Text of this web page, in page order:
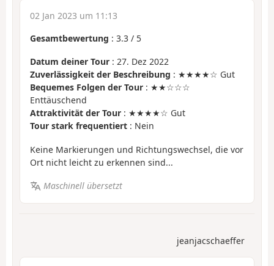
02 Jan 2023 um 11:13
Gesamtbewertung : 3.3 / 5
Datum deiner Tour : 27. Dez 2022
Zuverlässigkeit der Beschreibung : ★★★★☆ Gut
Bequemes Folgen der Tour : ★★☆☆☆
Enttäuschend
Attraktivität der Tour : ★★★★☆ Gut
Tour stark frequentiert : Nein
Keine Markierungen und Richtungswechsel, die vor
Ort nicht leicht zu erkennen sind...
Maschinell übersetzt
jeanjacschaeffer